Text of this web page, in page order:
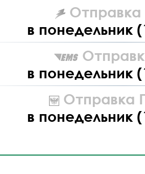
Отправка
в понедельник
в понедельник
Отправка
в понедельник